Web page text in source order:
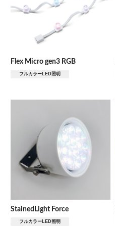
水のある景色
Flex Micro gen3 RGB
フルカラーLED照明
StainedLight Force
フルカラーLED照明